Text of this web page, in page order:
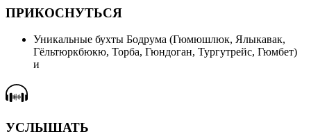
ПРИКОСНУТЬСЯ
Уникальные бухты Бодрума (Гюмюшлюк, Ялыкавак,
Гёльтюркбюкю, Торба, Гюндоган, Тургутрейс, Гюмбет)
и
УСЛЫШАТЬ